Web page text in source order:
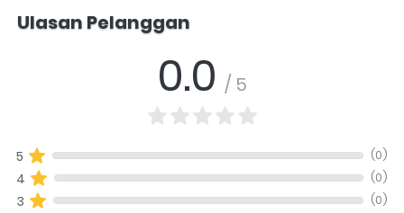
Ulasan Pelanggan
0.0 / 5
5 (0)
4 (0)
3 (0)